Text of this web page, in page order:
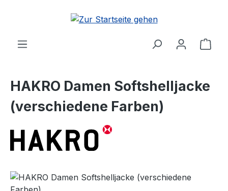
Zum Hauptinhalt springen
HAKRO Damen Softshelljacke
(verschiedene Farben)
Bildergalerie überspringen